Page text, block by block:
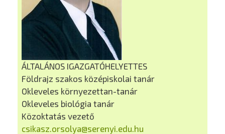
ÁLTALÁNOS IGAZGATÓHELYETTES
Földrajz szakos középiskolai tanár
Okleveles környezettan-tanár
Okleveles biológia tanár
Közoktatás vezető
csikasz.orsolya@serenyi.edu.hu